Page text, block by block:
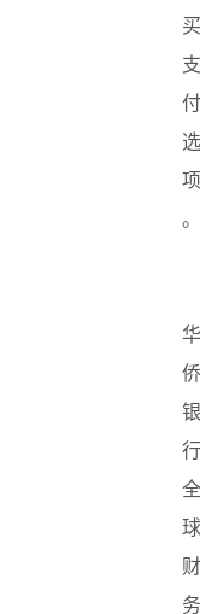
买
支
付
选
项
。
华
侨
银
行
全
球
财
务